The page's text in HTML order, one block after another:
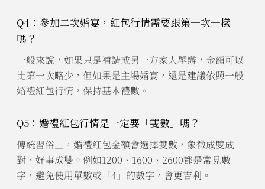
Q4：參加二次婚宴，紅包行情需要跟第一次一樣
嗎？
一般來說，如果只是補請或另一方家人舉辦，金額可以
比第一次略少，但如果是主場婚宴，還是建議依照一般
婚禮紅包行情，保持基本禮數。
Q5：婚禮紅包行情是一定要「雙數」嗎？
傳統習俗上，婚禮紅包金額會選擇雙數，象徵成雙成
對、好事成雙。例如1200、1600、2600都是常見數
字，避免使用單數或「4」的數字，會更吉利。